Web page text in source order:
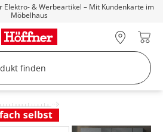
Elektro- & Werbeartikel – Mit Kundenkarte im
Möbelhaus